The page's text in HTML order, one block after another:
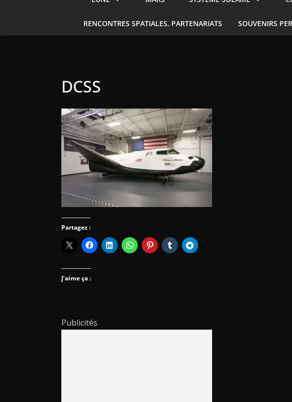
RENCONTRES SPATIALES, PARTENARIATS SOUVENIRS
DCSS
Partagez :
J’aime ça :
Publicités